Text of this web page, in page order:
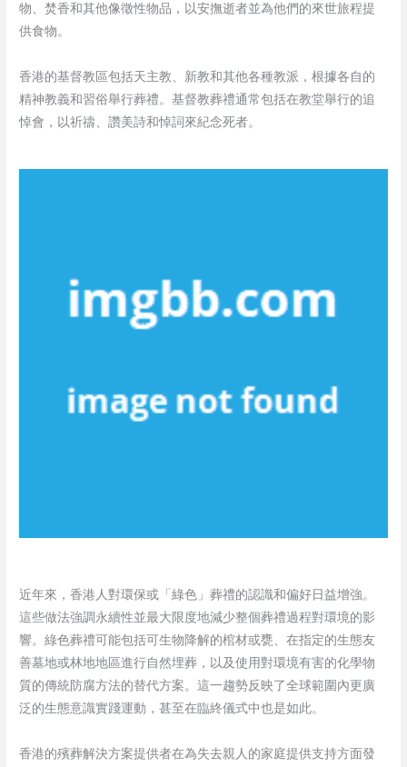
物、焚香和其他像徵性物品，以安撫逝者並為他們的來世旅程提
供食物。
香港的基督教區包括天主教、新教和其他各種教派，根據各自的
精神教義和習俗舉行葬禮。基督教葬禮通常包括在教堂舉行的追
悼會，以祈禱、讚美詩和悼詞來紀念死者。
近年來，香港人對環保或「綠色」葬禮的認識和偏好日益增強。
這些做法強調永續性並最大限度地減少整個葬禮過程對環境的影
響。綠色葬禮可能包括可生物降解的棺材或甕、在指定的生態友
善墓地或林地地區進行自然埋葬，以及使用對環境有害的化學物
質的傳統防腐方法的替代方案。這一趨勢反映了全球範圍內更廣
泛的生態意識實踐運動，甚至在臨終儀式中也是如此。
香港的殯葬解決方案提供者在為失去親人的家庭提供支持方面發